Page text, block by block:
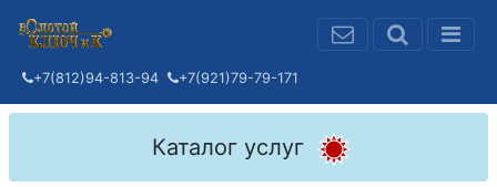
+7(812)94-813-94 +7(921)79-79-171
Каталог услуг